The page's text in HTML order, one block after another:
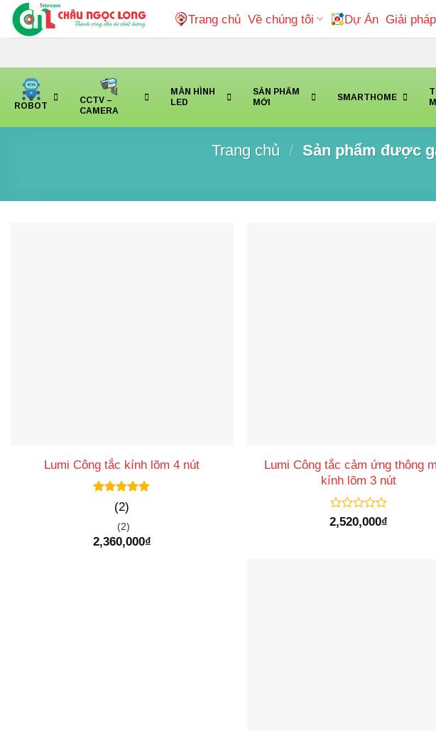
Bỏ
qua
Trang chủ Về chúng tôi Dự Án Giải pháp
ROBOT
CCTV –
CAMERA
MÀN HÌNH
LED
SẢN PHẨM
MỚI
SMARTHOME
Trang chủ / Sản phẩm được
Lumi Công tắc kính lõm 4 nút
Được xếp
hạng55
(2)
(2)
2,360,000₫
Lumi Công tắc cảm ứng thông
kính lõm 3 nút
Được
xếp
2,520,000₫